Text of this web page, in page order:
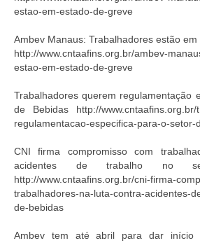
estao-em-estado-de-greve
Ambev Manaus: Trabalhadores estão
http://www.cntaafins.org.br/ambev-
estao-em-estado-de-greve
Trabalhadores querem regulamentação
de Bebidas http://www.cntaafins.org.br/
regulamentacao-especifica-para-o-setor-
CNI firma compromisso com
acidentes de trabalho no
http://www.cntaafins.org.br/cni-firma-
trabalhadores-na-luta-contra-acidentes-
de-bebidas
Ambev tem até abril para dar início